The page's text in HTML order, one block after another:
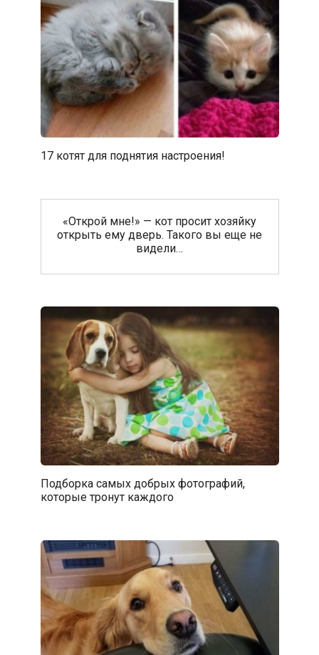
17 котят для поднятия настроения!
«Открой мне!» — кот просит хозяйку
открыть ему дверь. Такого вы еще не
видели…
Подборка самых добрых фотографий,
которые тронут каждого